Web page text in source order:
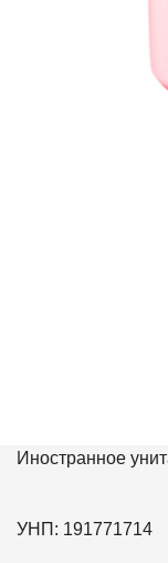
Иностранное
УНП: 191771714